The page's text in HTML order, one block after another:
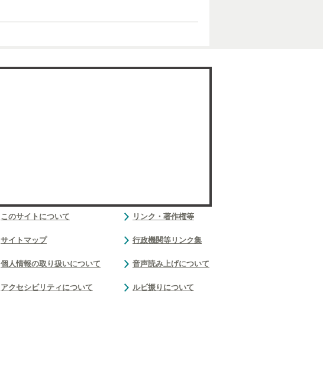
このサイトについて
サイトマップ
個人情報の取り扱いについて
アクセシビリティについて
リンク・著作権等
行政機関等リンク集
音声読み上げについて
ルビ振りについて